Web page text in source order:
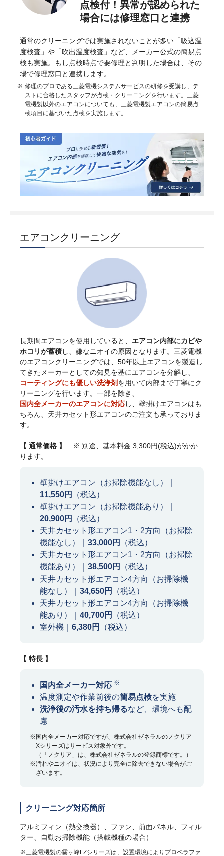
点検付！異常が認められた
場合には修理窓口と連携
通常のクリーニングでは実施されないことが多い「吸込温
度検査」や「吹出温度検査」など、メーカー公式の簡易点
検も実施。もし点検時点で要修理と判明した場合は、その
場で修理窓口と連携します。
修理のプロである三菱電機システムサービスの研修を受講し、テ
ストに合格したスタッフが点検・クリーニングを行います。三菱
電機製以外のエアコンについても、三菱電機製エアコンの簡易点
検項目に基づいた点検を実施します。
エアコンクリーニング
長期間エアコンを使用していると、 エアコン内部にカビや
ホコリが蓄積し、嫌なニオイの原因となります。三菱電機
のエアコンクリーニングでは、50年以上エアコンを製造し
てきたメーカーとしての知見を基にエアコンを分解し、
コーティングにも優しい洗浄剤を用いて内部まで丁寧にク
リーニングを行います。一部を除き、
国内全メーカーのエアコンに対応し、壁掛けエアコンはも
ちろん、天井カセット形エアコンのご注文も承っておりま
す。
【 通常価格 】
※ 別途、基本料金 3,300円(税込)がかか
ります。
壁掛けエアコン（お掃除機能なし）｜
11,550円
（税込）
壁掛けエアコン（お掃除機能あり）｜
20,900円
（税込）
天井カセット形エアコン1・2方向（お掃除
機能なし）｜ 33,000円
（税込）
天井カセット形エアコン1・2方向（お掃除
機能あり）｜ 38,500円
（税込）
天井カセット形エアコン4方向（お掃除機
能なし）｜ 34,650円
（税込）
天井カセット形エアコン4方向（お掃除機
能あり）｜ 40,700円
（税込）
室外機｜ 6,380円 （税込）
【 特長 】
国内全メーカー対応 ※
温度測定や作業前後の簡易点検を実施
洗浄後の汚水を持ち帰るなど、環境へも配
慮
※国内全メーカー対応ですが、株式会社ゼネラルのノクリア
Xシリーズはサービス対象外です。
（「ノクリア」は、株式会社ゼネラルの登録商標です。）
※汚れやニオイは、状況により完全に除去できない場合がご
ざいます。
クリーニング対応箇所
アルミフィン（熱交換器）、ファン、前面パネル、フィル
ター、自動お掃除機能（搭載機種の場合）
※三菱電機製の霧ヶ峰FZシリーズは、設置環境によりプロペラファ